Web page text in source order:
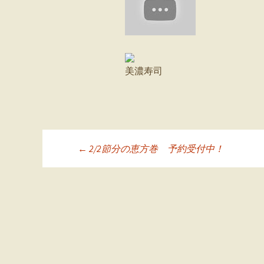
美濃寿司
投稿ナビゲーシ
← 2/2節分の恵方巻 予約受付中！